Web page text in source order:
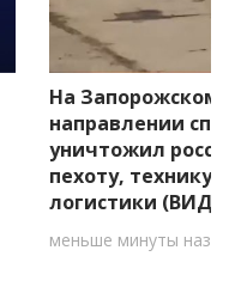
На Запорожском
направлении
уничтожил
пехоту, технику
логистики
меньше минуты назад